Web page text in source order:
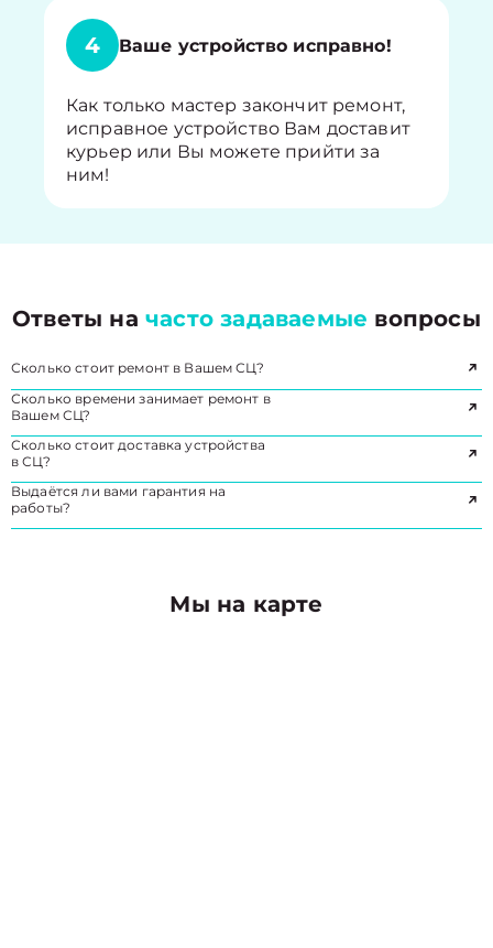
4 Ваше устройство исправно!
Как только мастер закончит ремонт,
исправное устройство Вам доставит
курьер или Вы можете прийти за
ним!
Ответы начасто задаваемые вопросы
Сколько стоит ремонт в Вашем СЦ?
Сколько времени занимает ремонт в
Вашем СЦ?
Сколько стоит доставка устройства
в СЦ?
Выдаётся ли вами гарантия на
работы?
Мы на карте